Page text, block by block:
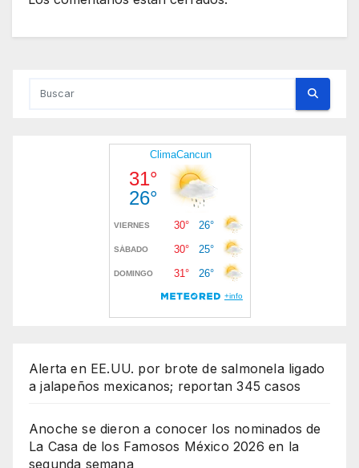
Alerta en EE.UU. por brote de salmonela ligado
a jalapeños mexicanos; reportan 345 casos
Anoche se dieron a conocer los nominados de
La Casa de los Famosos México 2026 en la
segunda semana